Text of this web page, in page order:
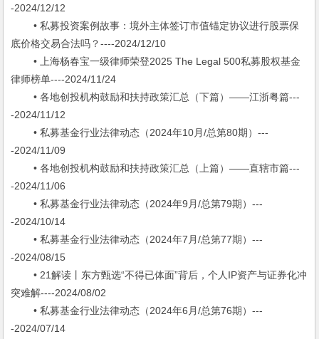
-2024/12/12
• 私募投资案例故事：境外主体签订市值锚定协议进行股票保
底价格交易合法吗？----2024/12/10
• 上海杨春宝一级律师荣登2025 The Legal 500私募股权基金
律师榜单----2024/11/24
• 各地创投机构鼓励和扶持政策汇总（下篇）——江浙粤篇---
-2024/11/12
• 私募基金行业法律动态（2024年10月/总第80期）---
-2024/11/09
• 各地创投机构鼓励和扶持政策汇总（上篇）——直辖市篇---
-2024/11/06
• 私募基金行业法律动态（2024年9月/总第79期）---
-2024/10/14
• 私募基金行业法律动态（2024年7月/总第77期）---
-2024/08/15
• 21解读丨东方甄选“不得已体面”背后，个人IP资产与证券化冲
突难解----2024/08/02
• 私募基金行业法律动态（2024年6月/总第76期）---
-2024/07/14